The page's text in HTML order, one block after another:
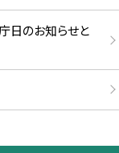
日のお知らせと